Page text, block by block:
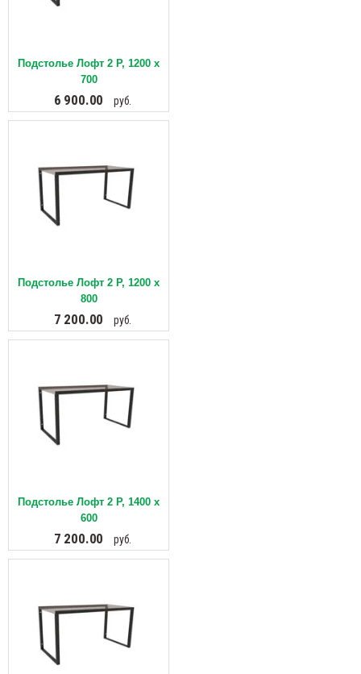
Подстолье Лофт 2 Р, 1200 х
700
6 900.00 руб.
Подстолье Лофт 2 Р, 1200 х
800
7 200.00 руб.
Подстолье Лофт 2 Р, 1400 х
600
7 200.00 руб.